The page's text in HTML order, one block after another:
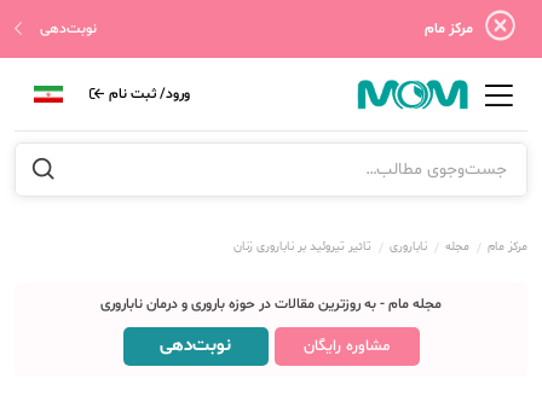
مرکز مام نوبت‌دهی
ورود/ ثبت نام
مرکز مام مجله ناباروری تاثیر تیروئید بر ناباروری زنان
مجله مام - به روزترین مقالات در حوزه باروری و درمان ناباروری
مشاوره رایگان نوبت‌دهی